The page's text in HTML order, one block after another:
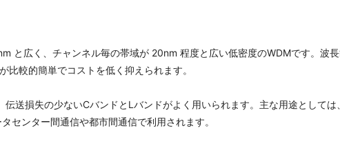
と広く、チャンネル毎の帯域が 20nm 程度と広い低密度のWDMです。波
比較的簡単でコストを低く抑えられます。
伝送損失の少ないCバンドとLバンドがよく用いられます。主な用途として
センター間通信や都市間通信で利用されます。